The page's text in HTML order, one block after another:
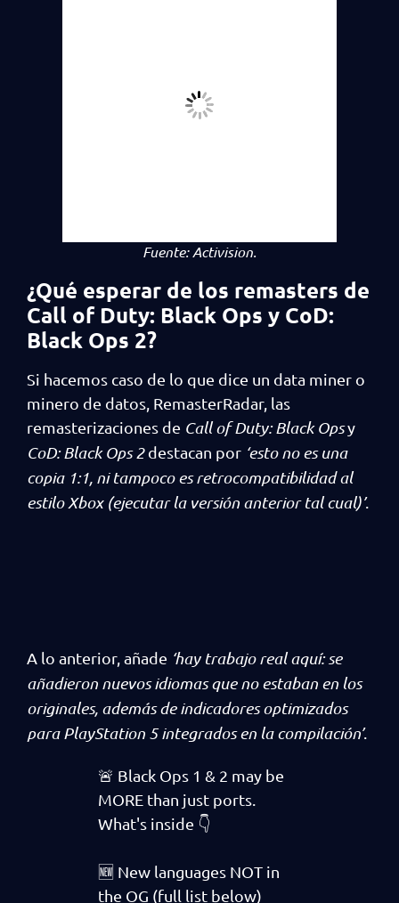
Fuente: Activision.
¿Qué esperar de los remasters de
Call of Duty: Black Ops y CoD:
Black Ops 2?
Si hacemos caso de lo que dice un data miner o
minero de datos, RemasterRadar, las
remasterizaciones de Call of Duty: Black Opsy
CoD: Black Ops 2destacan por ‘esto no es una
copia 1:1, ni tampoco es retrocompatibilidad al
estilo Xbox (ejecutar la versión anterior tal cual)’.
A lo anterior, añade ‘hay trabajo real aquí: se
añadieron nuevos idiomas que no estaban en los
originales, además de indicadores optimizados
para PlayStation 5 integrados en la compilación’.
🚨 Black Ops 1 & 2 may be
MORE than just ports.
What's inside 👇
🆕 New languages NOT in
the OG (full list below)